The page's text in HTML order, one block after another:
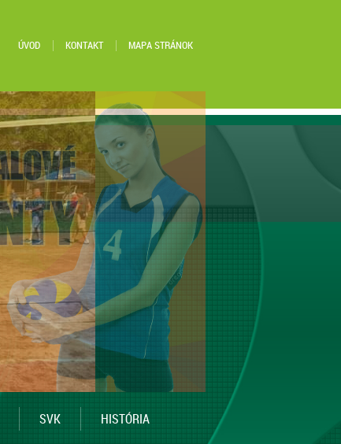
ÚVOD KONTAKT MAPA STRÁNOK
SVK HISTÓRIA